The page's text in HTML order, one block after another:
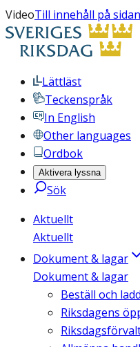
VideoTill innehåll på sidan
Lättläst
Teckenspråk
In English
Other languages
Ordbok
Aktivera lyssna
Sök
Aktuellt
Aktuellt
Dokument & lagar
Dokument & lagar
Beställ och
Riksdagens